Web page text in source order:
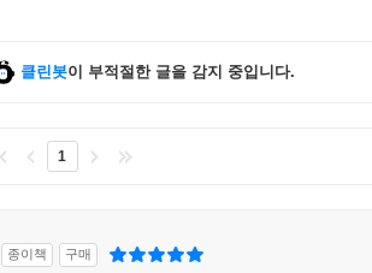
클린봇이 부적절한 글을 감지 중입니다.
1
종이책 구매